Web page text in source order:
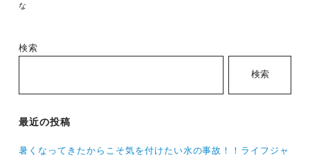
な
検索
検索
最近の投稿
暑くなってきたからこそ気を付けたい水の事故！！ライフジャ